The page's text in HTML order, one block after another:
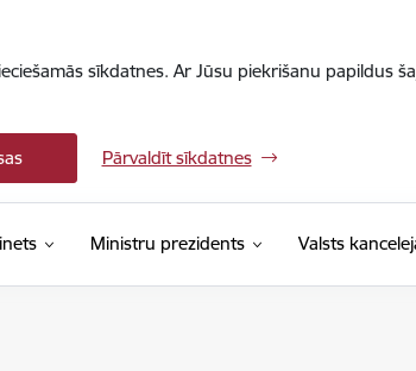
sīkdatnes. Ar Jūsu piekrišanu papildus
Pārvaldīt sīkdatnes
Ministru prezidents Valsts